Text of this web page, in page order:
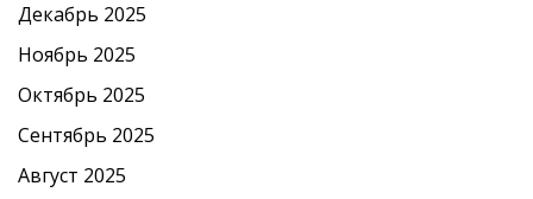
Декабрь 2025
Ноябрь 2025
Октябрь 2025
Сентябрь 2025
Август 2025